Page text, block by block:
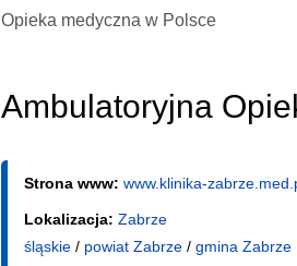
Opieka medyczna w Polsce
Ambulatoryjna
Strona www: www.klinika-
Lokalizacja: Zabrze
śląskie / powiat Zabrze / gmina Zabrze